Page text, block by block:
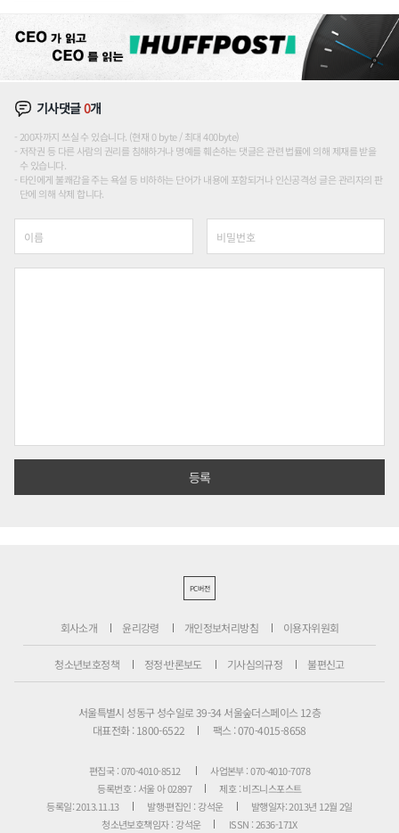
기사댓글0개
200자까지 쓰실 수 있습니다. (현재 0 byte / 최대 400byte)
저작권 등 다른 사람의 권리를 침해하거나 명예를 훼손하는 댓글은 관련 법률에 의해 제재를 받을
수 있습니다.
타인에게 불쾌감을 주는 욕설 등 비하하는 단어가 내용에 포함되거나 인신공격성 글은 관리자의 판
단에 의해 삭제 합니다.
PC버전
회사소개 윤리강령 개인정보처리방침 이용자위원회
청소년보호정책 정정·반론보도 기사심의규정 불편신고
서울특별시 성동구 성수일로 39-34 서울숲더스페이스 12층
대표전화 : 1800-6522
팩스 : 070-4015-8658
편집국 : 070-4010-8512
사업본부 : 070-4010-7078
등록번호 : 서울 아 02897
제호 : 비즈니스포스트
등록일: 2013.11.13
발행·편집인 : 강석운
발행일자: 2013년 12월 2일
청소년보호책임자 : 강석운
ISSN : 2636-171X